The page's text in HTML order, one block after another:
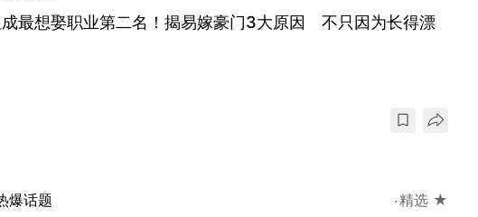
最想娶职业第二名！揭易嫁豪门3大原因 不只因为长得漂
爆话题 精选 ★